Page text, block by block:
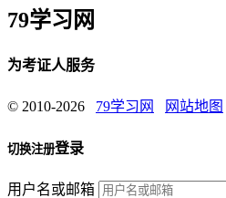
79学习网
为考证人服务
© 2010-2026 79学习网 网站地图
切换注册登录
用户名或邮箱